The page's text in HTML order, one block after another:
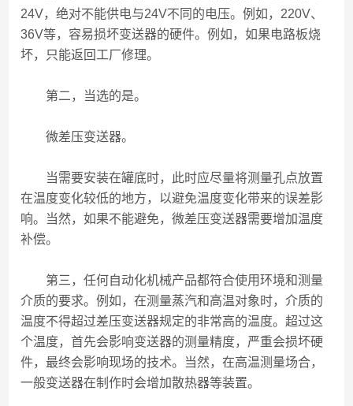
24V，绝对不能供电与24V不同的电压。例如，220V、
36V等，容易损坏变送器的硬件。例如，如果电路板烧
坏，只能返回工厂修理。
第二，当选的是。
微差压变送器。
当需要安装在罐底时，此时应尽量将测量孔点放置
在温度变化较低的地方，以避免温度变化带来的误差影
响。当然，如果不能避免，微差压变送器需要增加温度
补偿。
第三，任何自动化机械产品都符合使用环境和测量
介质的要求。例如，在测量蒸汽和高温对象时，介质的
温度不得超过差压变送器规定的非常高的温度。超过这
个温度，首先会影响变送器的测量精度，严重会损坏硬
件，最终会影响现场的技术。当然，在高温测量场合，
一般变送器在制作时会增加散热器等装置。